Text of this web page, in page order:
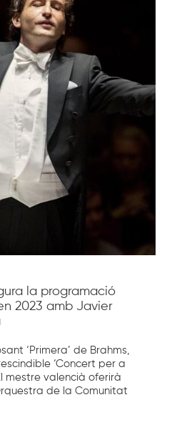
la programació
2023 amb Javier
‘Primera’ de Brahms,
‘Concert per a
mestre valencià oferirà
de la Comunitat